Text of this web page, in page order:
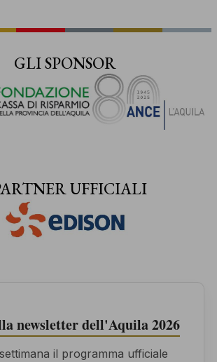
GLI SPONSOR
UFFICIALI
newsletter dell'Aquila 2026
il programma ufficiale